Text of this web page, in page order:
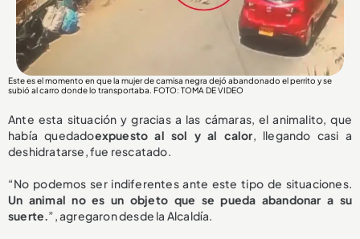
Este es el momento en que la mujer de camisa negra dejó abandonado el perrito y se
subió al carro donde lo transportaba. FOTO: TOMA DE VIDEO
Ante esta situación y gracias a las cámaras, el animalito, que
había quedadoexpuesto al sol y al calor, llegando casi a
deshidratarse, fue rescatado.
“No podemos ser indiferentes ante este tipo de situaciones.
Un animal no es un objeto que se pueda abandonar a su
suerte.”, agregaron desde la Alcaldía.